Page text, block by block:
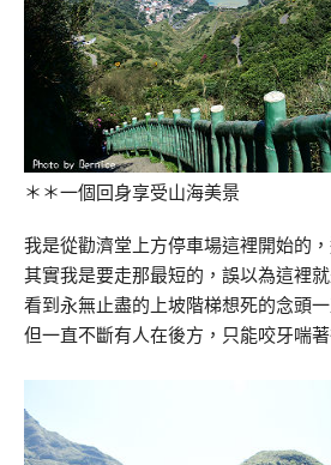
＊＊一個回身享受山海美景
我是從勸濟堂上方停車場這裡開始的
其實我是要走那最短的，誤以為這裡
看到永無止盡的上坡階梯想死的念頭
但一直不斷有人在後方，只能咬牙喘